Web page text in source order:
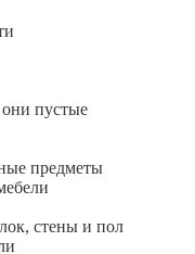
пустые
предметы
стены и пол